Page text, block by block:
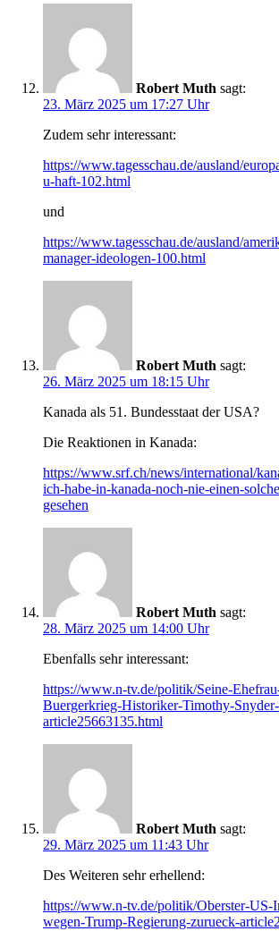
Robert Muth sagt:
23. März 2025 um 17:27 Uhr
Zudem sehr interessant:
https://www.tagesschau.de/ausland/
u-haft-102.html
und
https://www.tagesschau.de/ausland/
manager-ideologen-100.html
Robert Muth sagt:
26. März 2025 um 18:15 Uhr
Kanada als 51. Bundesstaat der USA?
Die Reaktionen in Kanada:
https://www.srf.ch/news/international/
ich-habe-in-kanada-noch-nie-einen-
gesehen
Robert Muth sagt:
28. März 2025 um 14:00 Uhr
Ebenfalls sehr interessant:
https://www.n-tv.de/politik/Seine-
Buergerkrieg-Historiker-Timothy-
article25663135.html
Robert Muth sagt:
29. März 2025 um 11:43 Uhr
Des Weiteren sehr erhellend:
https://www.n-tv.de/politik/Oberster-US-
wegen-Trump-Regierung-zurueck-